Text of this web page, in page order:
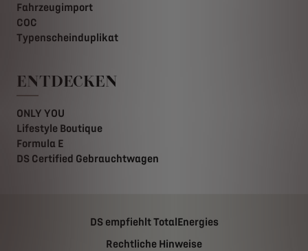
Fahrzeugimport
COC
Typenscheinduplikat
ENTDECKEN
ONLY YOU
Lifestyle Boutique
Formula E
DS Certified Gebrauchtwagen
DS empfiehlt TotalEnergies
Rechtliche Hinweise